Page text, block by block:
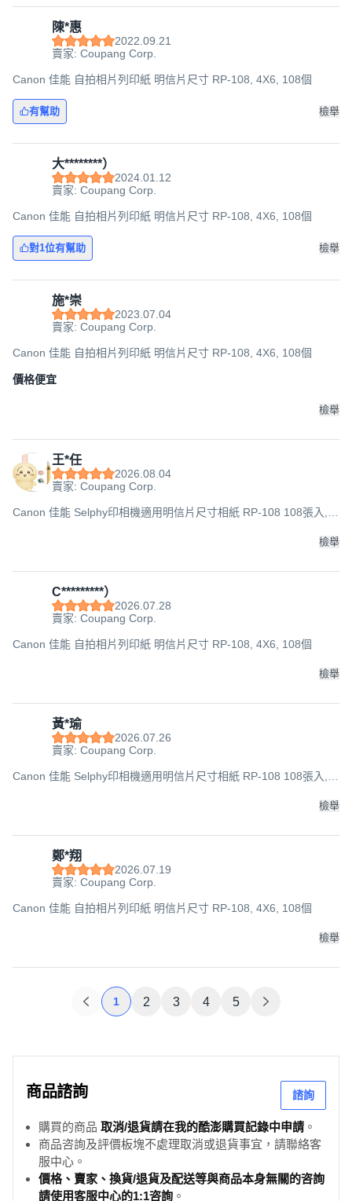
陳*惠
2022.09.21
賣家: Coupang Corp.
Canon 佳能 自拍相片列印紙 明信片尺寸 RP-108, 4X6, 108個
有幫助 檢舉
大********）
2024.01.12
賣家: Coupang Corp.
Canon 佳能 自拍相片列印紙 明信片尺寸 RP-108, 4X6, 108個
對1位有幫助 檢舉
施*崇
2023.07.04
賣家: Coupang Corp.
Canon 佳能 自拍相片列印紙 明信片尺寸 RP-108, 4X6, 108個
價格便宜
檢舉
王*任
2026.08.04
賣家: Coupang Corp.
Canon 佳能 Selphy印相機適用明信片尺寸相紙 RP-108 108張入,
檢舉
C*********）
2026.07.28
賣家: Coupang Corp.
Canon 佳能 自拍相片列印紙 明信片尺寸 RP-108, 4X6, 108個
檢舉
黃*瑜
2026.07.26
賣家: Coupang Corp.
Canon 佳能 Selphy印相機適用明信片尺寸相紙 RP-108 108張入,
檢舉
鄭*翔
2026.07.19
賣家: Coupang Corp.
Canon 佳能 自拍相片列印紙 明信片尺寸 RP-108, 4X6, 108個
檢舉
1 2 3 4 5
商品諮詢 諮詢
購買的商品 取消/退貨請在我的酷澎購買記錄中申請 。
商品咨詢及評價板塊不處理取消或退貨事宜，請聯絡客
服中心。
價格、賣家、換貨/退貨及配送等與商品本身無關的咨詢
請使用客服中心的1:1咨詢 。